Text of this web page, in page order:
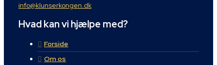
info@klunserkongen.dk
Hvad kan vi hjælpe med?
Forside
Om os